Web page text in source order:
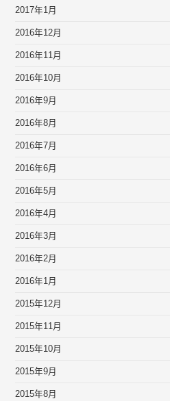
2017年1月
2016年12月
2016年11月
2016年10月
2016年9月
2016年8月
2016年7月
2016年6月
2016年5月
2016年4月
2016年3月
2016年2月
2016年1月
2015年12月
2015年11月
2015年10月
2015年9月
2015年8月